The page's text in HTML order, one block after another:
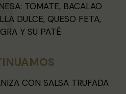
TOMATE, BACALAO
DULCE, QUESO FETA,
Y SU PATÉ
CON SALSA TRUFADA